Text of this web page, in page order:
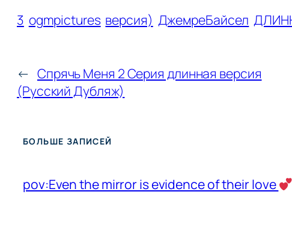
3 ogmpictures версия) ДжемреБайсел
← Спрячь Меня 2 Серия длинная версия
(Русский Дубляж)
БОЛЬШЕ ЗАПИСЕЙ
pov:Even the mirror is evidence of their love